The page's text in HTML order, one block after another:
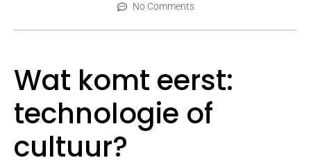
No Comments
Wat komt eerst:
technologie of
cultuur?